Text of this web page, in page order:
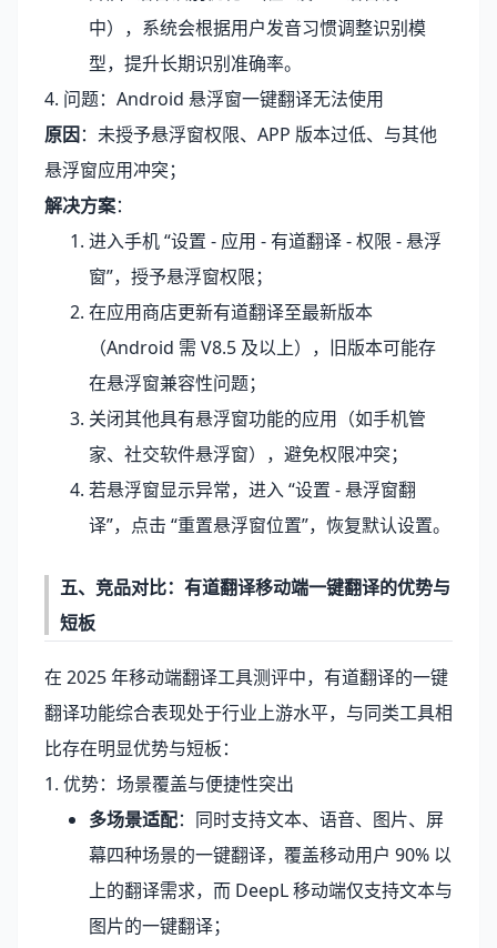
中），系统会根据用户发音习惯调整识别模
型，提升长期识别准确率。
4. 问题：Android 悬浮窗一键翻译无法使用
原因：未授予悬浮窗权限、APP 版本过低、与其他
悬浮窗应用冲突；
解决方案：
进入手机 “设置 - 应用 - 有道翻译 - 权限 - 悬浮
窗”，授予悬浮窗权限；
在应用商店更新有道翻译至最新版本
（Android 需 V8.5 及以上），旧版本可能存
在悬浮窗兼容性问题；
关闭其他具有悬浮窗功能的应用（如手机管
家、社交软件悬浮窗），避免权限冲突；
若悬浮窗显示异常，进入 “设置 - 悬浮窗翻
译”，点击 “重置悬浮窗位置”，恢复默认设置。
五、竞品对比：有道翻译移动端一键翻译的优势与
短板
在 2025 年移动端翻译工具测评中，有道翻译的一键
翻译功能综合表现处于行业上游水平，与同类工具相
比存在明显优势与短板：
1. 优势：场景覆盖与便捷性突出
多场景适配：同时支持文本、语音、图片、屏
幕四种场景的一键翻译，覆盖移动用户 90% 以
上的翻译需求，而 DeepL 移动端仅支持文本与
图片的一键翻译；